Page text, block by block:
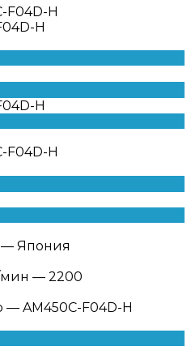
H
H
— Япония
мин — 2200
— AM450C-F04D-H